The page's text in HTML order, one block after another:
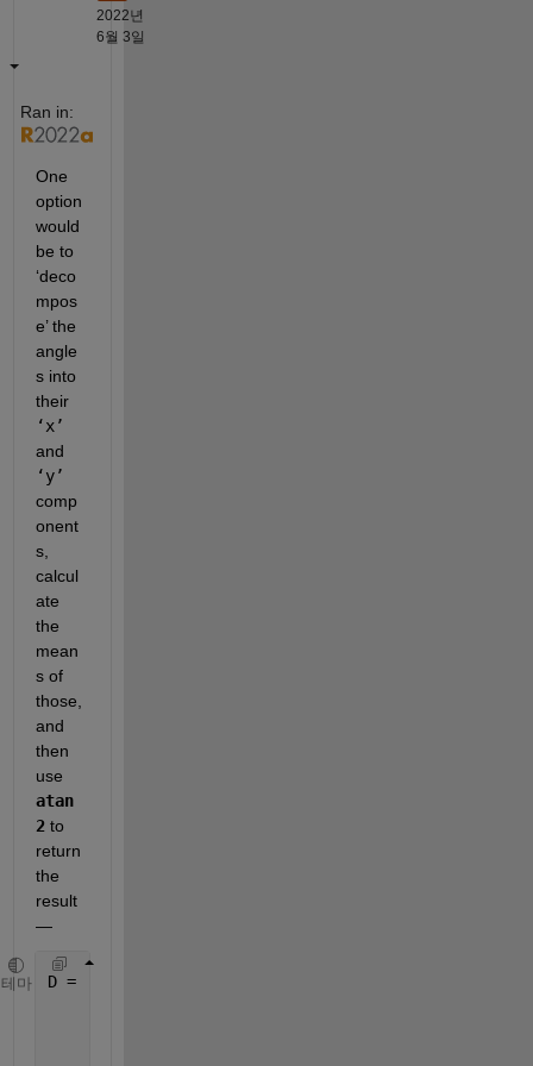
2022년
6월 3일
Ran in:
One
option
would
be to
‘deco
mpos
e’ the
angle
s into
their
‘x’
‘y’
comp
onent
s,
calcul
ate
the
mean
s of
those,
and
then
atan
2 to
return
the
result
—
테마